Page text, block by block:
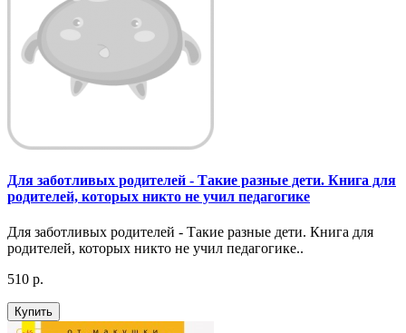
Для заботливых родителей - Такие разные дети. Книга для
родителей, которых никто не учил педагогике
Для заботливых родителей - Такие разные дети. Книга для
родителей, которых никто не учил педагогике..
510 р.
Купить